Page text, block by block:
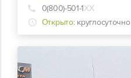
0(800)-501-1ХХ
Открыто: круглосуточно